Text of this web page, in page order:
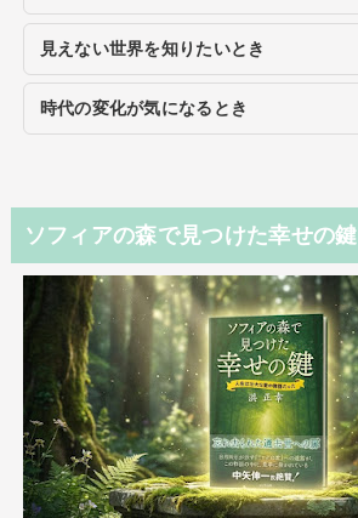
見えない世界を知りたいとき
時代の変化が気になるとき
ソフィアの森で見つけた幸せの鍵